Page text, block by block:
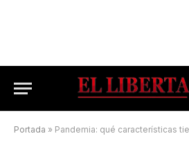
Portada » Pandemia: qué características tienen las